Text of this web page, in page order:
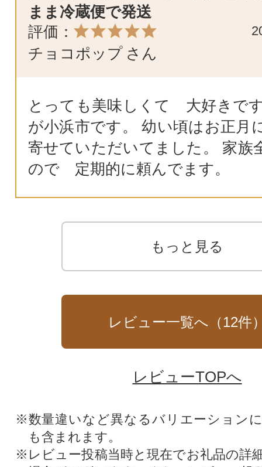
まま冷蔵便で発送
評価：
チョコポップ さん
とっても美味しくて 大好きで
が小浜市です。 幼い頃はお正月
寄せていただいてました。 家族
ので 定期的に頼んでます。
もっと見る
レビュー一覧へ（12件
レビューTOPへ
※数量違いなど異なるバリエーション
も含まれます。
※レビュー投稿当時と現在でお礼品の詳